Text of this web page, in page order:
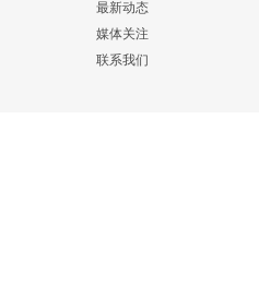
最新动态
媒体关注
联系我们